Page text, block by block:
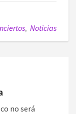
, Noticias
no será